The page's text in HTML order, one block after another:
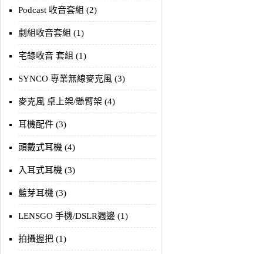
Podcast 收音套組 (2)
劇組收音套組 (1)
宅錄收音 套組 (1)
SYNCO 專業無線麥克風 (3)
麥克風 桌上架/懸臂架 (4)
耳機配件 (3)
頭戴式耳機 (4)
入耳式耳機 (3)
藍芽耳機 (3)
LENSGO 手機/DSLR週邊 (1)
拍攝握把 (1)